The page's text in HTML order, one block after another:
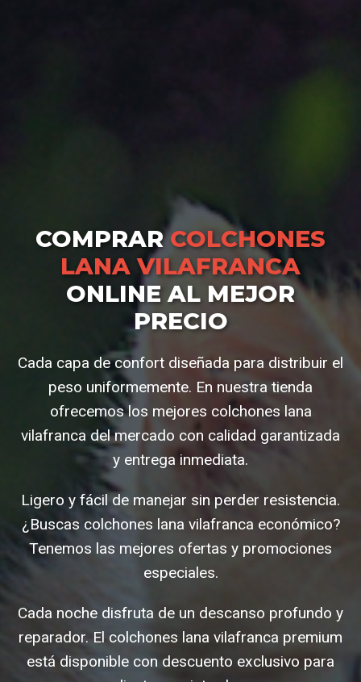
COMPRARCOLCHONES
LANA VILAFRANCA
ONLINE AL MEJOR
PRECIO
Cada capa de confort diseñada para distribuir el
peso uniformemente. En nuestra tienda
ofrecemos los mejores colchones lana
vilafranca del mercado con calidad garantizada
y entrega inmediata.
Ligero y fácil de manejar sin perder resistencia.
¿Buscas colchones lana vilafranca económico?
Tenemos las mejores ofertas y promociones
especiales.
Cada noche disfruta de un descanso profundo y
reparador. El colchones lana vilafranca premium
está disponible con descuento exclusivo para